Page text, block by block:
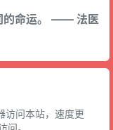
的命运。 —— 法医
访问本站，速度更
问。